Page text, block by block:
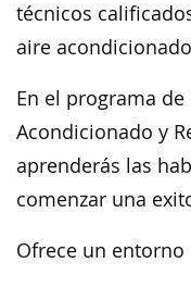
técnicos
aire
En el programa
Acondicionado y
aprenderás las
comenzar una
Ofrece un